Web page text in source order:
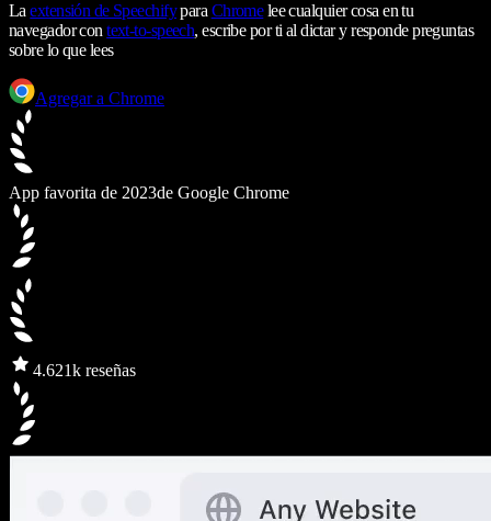
Laextensión de Speechifypara Chromelee cualquier cosa en tu
navegador context-to-speech, escribe por ti al dictar y responde preguntas
sobre lo que lees
Agregar a Chrome
App favorita de 2023de Google Chrome
4.621k reseñas